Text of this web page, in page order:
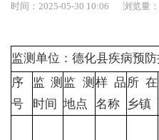
时间：2025-05-30 10:06 浏览量：
监测单位：德化县疾病预
序
号
监测
时间
监测
地点
样品
名称
所在
乡镇